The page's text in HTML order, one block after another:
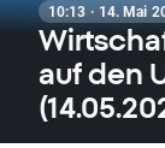
10:13 · 14. Mai
auf den